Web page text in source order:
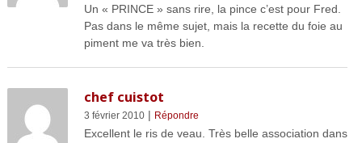
Un « PRINCE » sans rire, la pince c’est pour Fred.
Pas dans le même sujet, mais la recette du foie au
piment me va très bien.
chef cuistot
3 février 2010| Répondre
Excellent le ris de veau. Très belle association dans